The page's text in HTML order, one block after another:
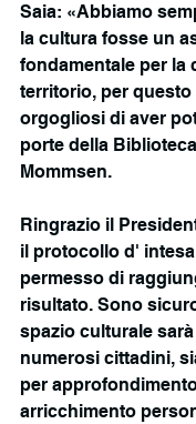
Saia: «Abbiamo
la cultura fosse un
fondamentale per la
territorio, per questo
orgogliosi di aver
porte della
Mommsen.
Ringrazio il
il protocollo d'
permesso di
risultato. Sono
spazio culturale
numerosi cittadini,
per
arricchimento